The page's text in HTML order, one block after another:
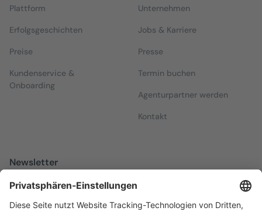
Plattform
Erfolgsgeschichten
Preise
Kundenservice &
Onboarding
Unternehmen
Jobs & Karriere
Presse
Termin buchen
Agenturpartner werden
Kontakt
Newsletter
Melden Sie sich zu unserem kostenfreien Newsletter an, der Sie
über alles Wissenswerte rund um Local Marketing auf dem
Laufenden hält.